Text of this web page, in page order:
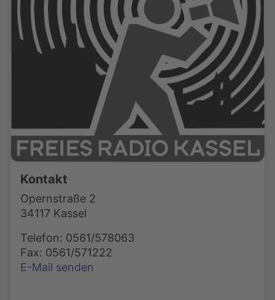
Kontakt
Opernstraße 2
34117 Kassel
Telefon: 0561/578063
Fax: 0561/571222
E-Mail senden